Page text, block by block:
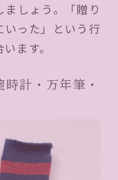
しょう。「贈り
いった」という行
ます。
計・万年筆・